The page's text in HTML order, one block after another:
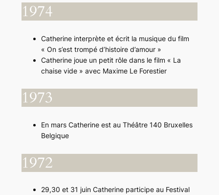
1974
Catherine interprète et écrit la musique du film
« On s’est trompé d’histoire d’amour »
Catherine joue un petit rôle dans le film « La
chaise vide » avec Maxime Le Forestier
1973
En mars Catherine est au Théâtre 140 Bruxelles
Belgique
1972
29,30 et 31 juin Catherine participe au Festival